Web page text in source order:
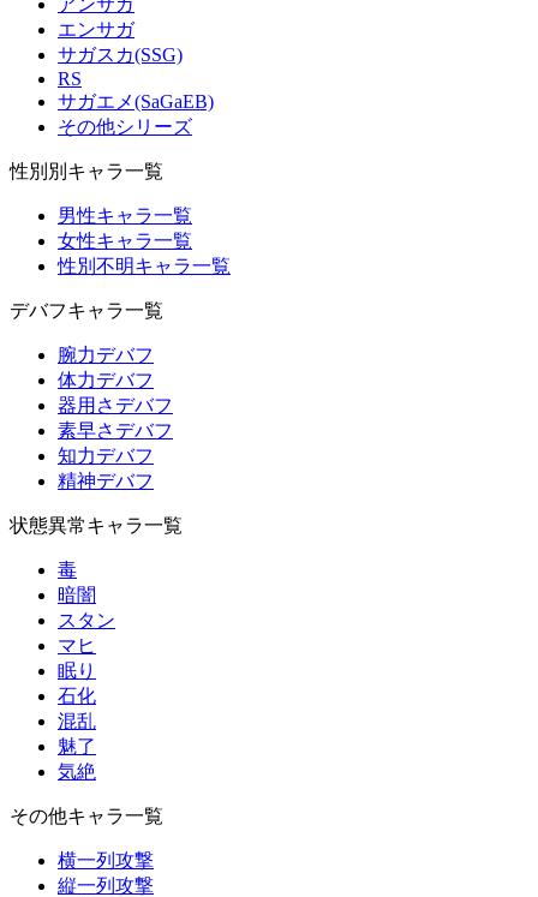
アンサガ
エンサガ
サガスカ(SSG)
RS
サガエメ(SaGaEB)
その他シリーズ
性別別キャラ一覧
男性キャラ一覧
女性キャラ一覧
性別不明キャラ一覧
デバフキャラ一覧
腕力デバフ
体力デバフ
器用さデバフ
素早さデバフ
知力デバフ
精神デバフ
状態異常キャラ一覧
毒
暗闇
スタン
マヒ
眠り
石化
混乱
魅了
気絶
その他キャラ一覧
横一列攻撃
縦一列攻撃